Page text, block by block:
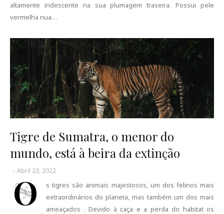
altamente iridescente na sua plumagem traseira. Possui pele
vermelha nua…
Tigre de Sumatra, o menor do
mundo, está à beira da extinção
- Abril 23, 2022
O
s tigres são animais majestosos, um dos felinos mais
extraordinários do planeta, mas também um dos mais
ameaçados . Devido à caça e a perda do habitat os